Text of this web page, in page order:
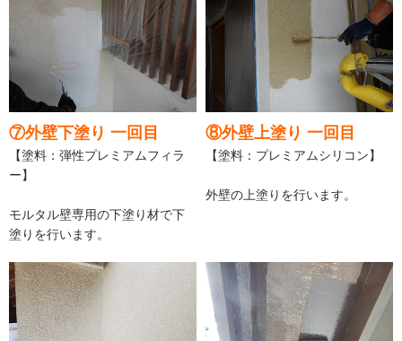
⑦外壁下塗り 一回目
【塗料：弾性プレミアムフィラ
ー】
モルタル壁専用の下塗り材で下
塗りを行います。
⑧外壁上塗り 一回目
【塗料：プレミアムシリコン】
外壁の上塗りを行います。